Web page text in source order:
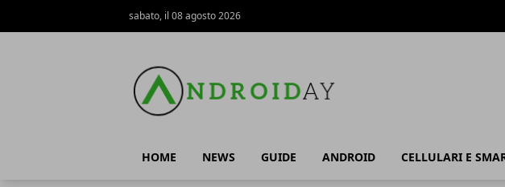
sabato, il 08 agosto 2026
HOME NEWS GUIDE ANDROID CELLULARI E